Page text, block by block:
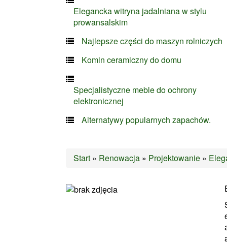
Elegancka witryna jadalniana w stylu
prowansalskim
Najlepsze części do maszyn rolniczych
Komin ceramiczny do domu
Specjalistyczne meble do ochrony
elektronicznej
Alternatywy popularnych zapachów.
Start » Renowacja » Projektowanie »